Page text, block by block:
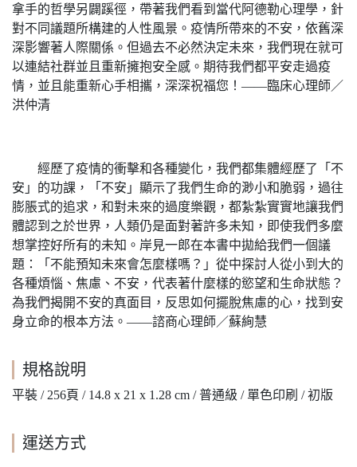
拿手的哲學另闢蹊徑，帶著我們看到當代阿德勒心理學，針
對不同議題所構建的人性風景。疫情所帶來的不安，依舊深
深影響著人際關係。但過去不必然決定未來，我們現在就可
以連結社群並且重新擁抱安全感。期待我們都平安走過疫
情，並且能重新心手相攜，深深祝福您！――臨床心理師／
洪仲清
經歷了疫情的衝擊和各種變化，我們都集體經歷了「不
安」的功課，「不安」顯示了我們生命的渺小和脆弱，過往
膨脹式的追求，和對未來的過度樂觀，都紮紮實實地讓我們
體認到之於世界，人類仍是面對著許多未知，即使我們多麼
想掌控好所有的未知。岸見一郎在本書中拋給我們一個議
題：「不能預知未來會怎麼樣嗎？」從中探討人從小到大的
各種煩惱、焦慮、不安，代表著什麼樣的慾望和生命狀態？
為我們揭開不安的真面目，反思如何擺脫焦慮的心，找到安
身立命的根本方法。――諮商心理師／蘇絢慧
規格說明
平裝 / 256頁 / 14.8 x 21 x 1.28 cm / 普通級 / 單色印刷 / 初版
運送方式